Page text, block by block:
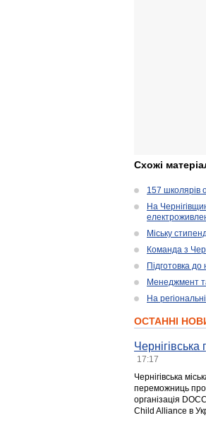
Схожі
157 школярів
На
Міську
Команда з
Підготовка до
Менеджмент
На
ОСТАННІ
17:17
Чернігівська
переможниць
організація
Child Alliance в